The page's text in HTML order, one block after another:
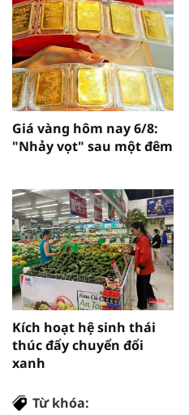
Giá vàng hôm nay 6/8:
"Nhảy vọt" sau một đêm
Kích hoạt hệ sinh thái
thúc đẩy chuyển đổi
xanh
Từ khóa: